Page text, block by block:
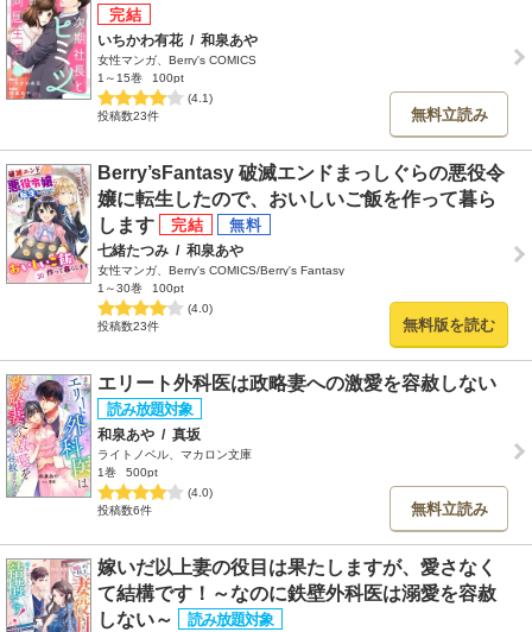
いちかわ有花 / 和泉あや
女性マンガ、Berry's COMICS
1～15巻
100pt
(4.1)
投稿数23件
無料立読み
Berry’sFantasy 破滅エンドまっしぐらの悪役令
嬢に転生したので、おいしいご飯を作って暮ら
します
七緒たつみ / 和泉あや
女性マンガ、Berry's COMICS/Berry's Fantasy
1～30巻
100pt
(4.0)
投稿数23件
無料版を読む
エリート外科医は政略妻への激愛を容赦しない
和泉あや / 真坂
ライトノベル、マカロン文庫
1巻
500pt
(4.0)
投稿数6件
無料立読み
嫁いだ以上妻の役目は果たしますが、愛さなく
て結構です！～なのに鉄壁外科医は溺愛を容赦
しない～